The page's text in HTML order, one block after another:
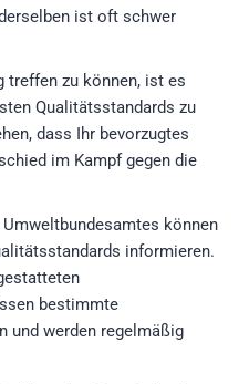
ist oft schwer
treffen zu können, ist es
Qualitätsstandards zu
dass Ihr bevorzugtes
im Kampf gegen die
können
informieren.
bestimmte
und werden regelmäßig